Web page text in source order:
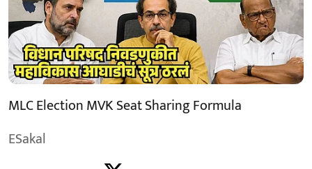
MLC Election MVK Seat Sharing Formula
ESakal